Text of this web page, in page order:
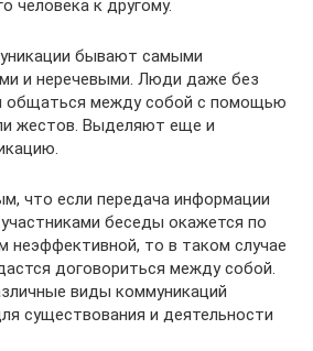
человека к другому.
бывают самыми
и неречевыми. Люди даже без
общаться между собой с помощью
жестов. Выделяют еще и
что если передача информации
беседы окажется по
неэффективной, то в таком случае
договориться между собой.
виды коммуникаций
существования и деятельности